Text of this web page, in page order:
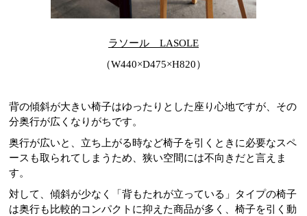
ラソール LASOLE
（W440×D475×H820）
背の傾斜が大きい椅子はゆったりとした座り心地ですが、その
分奥行が広くなりがちです。
奥行が広いと、立ち上がる時など椅子を引くときに必要なスペ
ースも取られてしまうため、狭い空間には不向きだと言えま
す。
対して、傾斜が少なく「背もたれが立っている」タイプの椅子
は奥行も比較的コンパクトに抑えた商品が多く、椅子を引く動